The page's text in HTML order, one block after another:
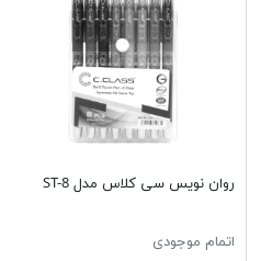
روان نویس سی کلاس مدل ST-8
اتمام موجودی